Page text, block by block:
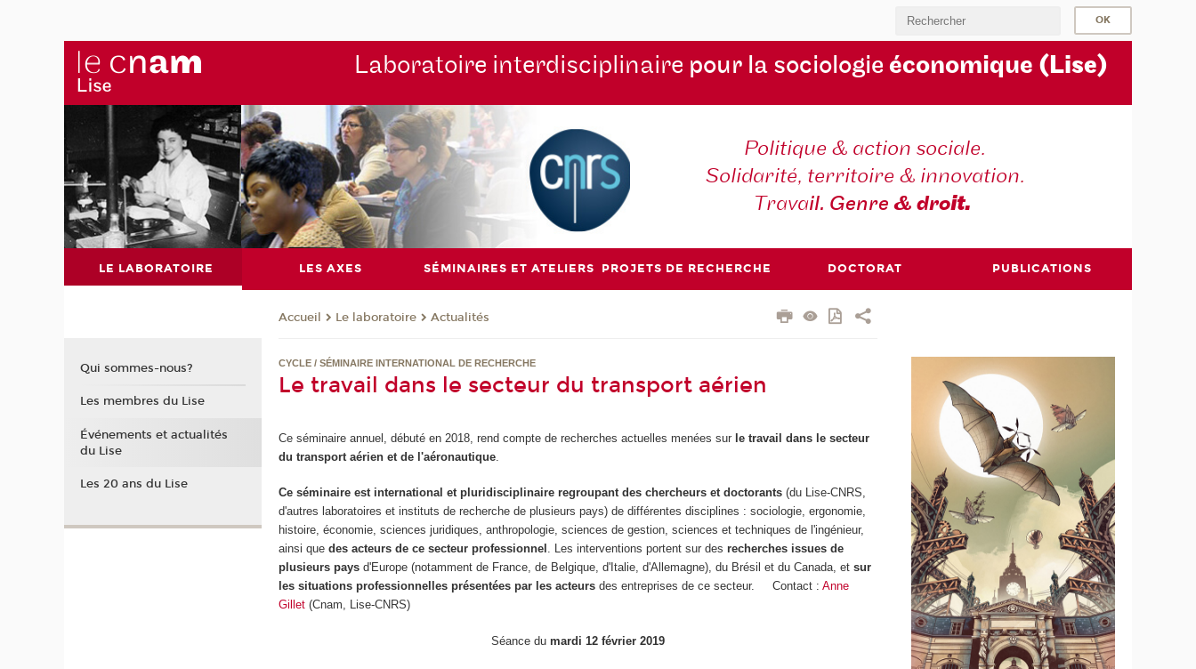
Laboratoire interdisciplinaire pour la sociologie économique (Lise)
Politique & action sociale.
Solidarité, territoire & innovation.
Travail. Genre & droit.
LE LABORATOIRE LES AXES SÉMINAIRES ET ATELIERS PROJETS DE RECHERCHE DOCTORAT PUBLICATIONS
Accueil Le laboratoire Actualités
CYCLE / SÉMINAIRE INTERNATIONAL DE RECHERCHE
Le travail dans le secteur du transport aérien
Ce séminaire annuel, débuté en 2018, rend compte de recherches actuelles menées sur le travail dans le secteur
du transport aérien et de l'aéronautique
Ce séminaire est international et pluridisciplinaire regroupant des chercheurs et doctorants (du Lise-CNRS,
d'autres laboratoires et instituts de recherche de plusieurs pays) de différentes disciplines : sociologie, ergonomie,
histoire, économie, sciences juridiques, anthropologie, sciences de gestion, sciences et techniques de l'ingénieur,
ainsi quedes acteurs de ce secteur professionnel . Les interventions portent sur desrecherches issues de
plusieurs pays d'Europe (notamment de France, de Belgique, d'Italie, d'Allemagne), du Brésil et du Canada, etsur
les situations professionnelles présentées par les acteursdes entreprises de ce secteur. Contact :Anne
Gillet (Cnam, Lise-CNRS)
Séance du mardi 12 février 2019
Qui sommes-nous?
Les membres du Lise
Événements et actualités
du Lise
Les 20 ans du Lise